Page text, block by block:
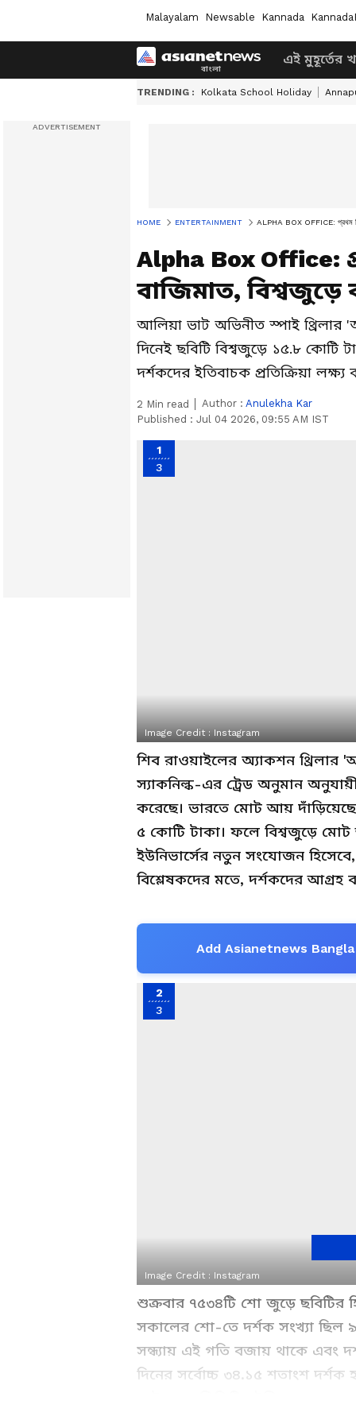
Malayalam Newsable Kannada
এই মুহূর্তের
TRENDING : Kolkata School Holiday
HOME ENTERTAINMENT ALPHA BOX OFFICE: প্রথম
Alpha Box Office:
বাজিমাত,
আলিয়া ভাট অভিনীত স্পাই
দিনেই ছবিটি বিশ্বজুড়ে ১৫.৮ কোটি
দর্শকদের ইতিবাচক প্রতিক্রিয়া লক্ষ্য
2 Min read Author : Anulekha Kar
Published : Jul 04 2026, 09:55 AM IST
1
3
Image Credit : Instagram
শিব রাওয়াইলের অ্যাকশন থ্রিলার
স্যাকনিল্ক-এর ট্রেড অনুমান
করেছে। ভারতে মোট আয়
৫ কোটি টাকা। ফলে বিশ্বজুড়ে
ইউনিভার্সের নতুন সংযোজন
বিশ্লেষকদের মতে, দর্শকদের আগ্রহ
Add Asianetnews
2
3
Image Credit : Instagram
শুক্রবার ৭৫৩৪টি শো জুড়ে ছবিটির
সকালের শো-তে দর্শক সংখ্যা ছিল
সন্ধ্যায় এই গতি বজায় থাকে এবং
দিনের সর্বোচ্চ ৩৪.১৫ শতাংশ দর্শক